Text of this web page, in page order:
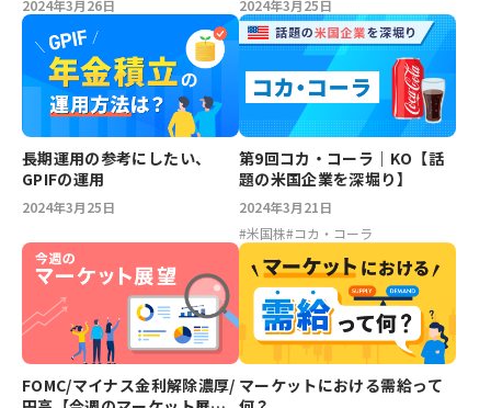
2024年3月26日 2024年3月25日
長期運用の参考にしたい、
GPIFの運用
2024年3月25日
第9回コカ・コーラ｜KO【話
題の米国企業を深堀り】
2024年3月21日
#米国株#コカ・コーラ
FOMC/マイナス金利解除濃厚/ マーケットにおける需給って